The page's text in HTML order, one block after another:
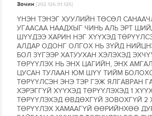
Зочин[202.126.91.125]
ҮНЭН ТЭНЭГ ХУУЛИЙН ТӨСӨЛ
УГААСАА НААДХЫГ ЧИНЬ АЛЬ ЭРТ
ШҮҮДЭЭ ХАРИН НЭГ ХҮҮХЭД
АЛДАР ОДОНГ ОЛГОХ НЬ ЗҮЙД
БОЛ ЗҮГЭЭР ХАТУУХАН ХЭЛЭХЭД
ТӨРҮҮЛЭХ НЬ ЭНХ ЦАГИЙН, ЭНХ
ЦУСАН ТУЛААН ЮМ ШҮҮ ТИЙМ
ТӨРҮҮЛСЭН ЭНЭ ТЭР ГЭЖ ЯЛГАВРАН
ХЭРЭГГҮЙ ХҮҮХЭД ТӨРҮҮЛЭХЭД 1
ТӨРҮҮЛЭХЭД ӨВДӨХГҮЙ ЗОВОХГҮЙ 2
ТӨРҮҮЛЭХ ХАМААГҮЙ ӨӨРИЙНХӨӨ